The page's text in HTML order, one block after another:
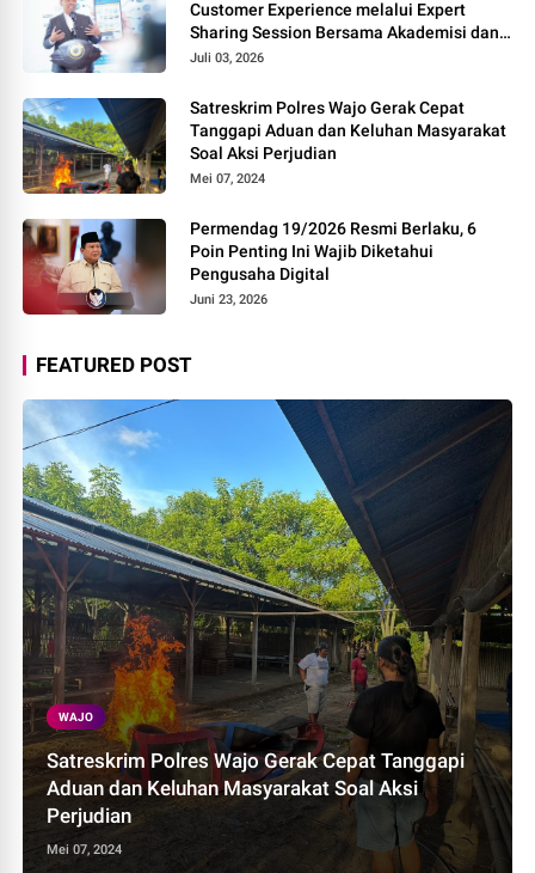
Customer Experience melalui Expert
Sharing Session Bersama Akademisi dan
Praktisi
Juli 03, 2026
Satreskrim Polres Wajo Gerak Cepat
Tanggapi Aduan dan Keluhan Masyarakat
Soal Aksi Perjudian
Mei 07, 2024
Permendag 19/2026 Resmi Berlaku, 6
Poin Penting Ini Wajib Diketahui
Pengusaha Digital
Juni 23, 2026
FEATURED POST
WAJO
Satreskrim Polres Wajo Gerak Cepat Tanggapi
Aduan dan Keluhan Masyarakat Soal Aksi
Perjudian
Mei 07, 2024